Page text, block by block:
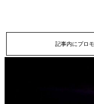
記事内にプロ